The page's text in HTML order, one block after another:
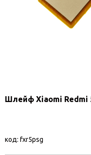
Шлейф Xiaomi Redmi
код: fxr5psg